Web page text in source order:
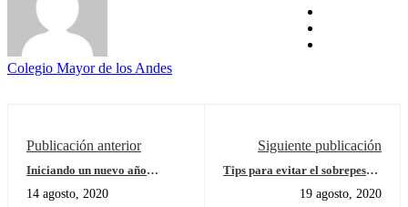
Colegio Mayor de los Andes
Publicación anterior
Iniciando un nuevo año
14 agosto, 2020
Siguiente publicación
Tips para evitar el sobrepeso y
19 agosto, 2020